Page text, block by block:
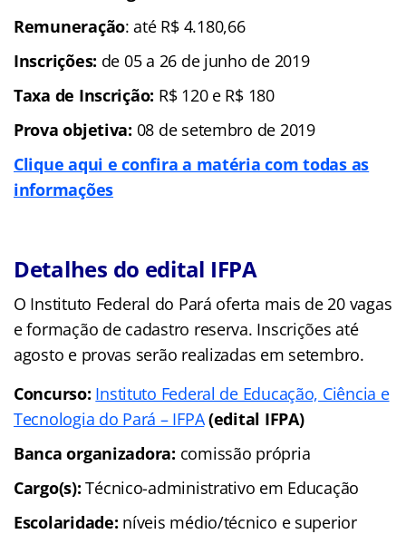
Remuneração: até R$ 4.180,66
Inscrições: de 05 a 26 de junho de 2019
Taxa de Inscrição: R$ 120 e R$ 180
Prova objetiva: 08 de setembro de 2019
Clique aqui e confira a matéria com todas as
informações
Detalhes do edital IFPA
O Instituto Federal do Pará oferta mais de 20 vagas
e formação de cadastro reserva. Inscrições até
agosto e provas serão realizadas em setembro.
Concurso: Instituto Federal de Educação, Ciência e
Tecnologia do Pará – IFPA(edital IFPA)
Banca organizadora: comissão própria
Cargo(s):Técnico-administrativo em Educação
Escolaridade: níveis médio/técnico e superior